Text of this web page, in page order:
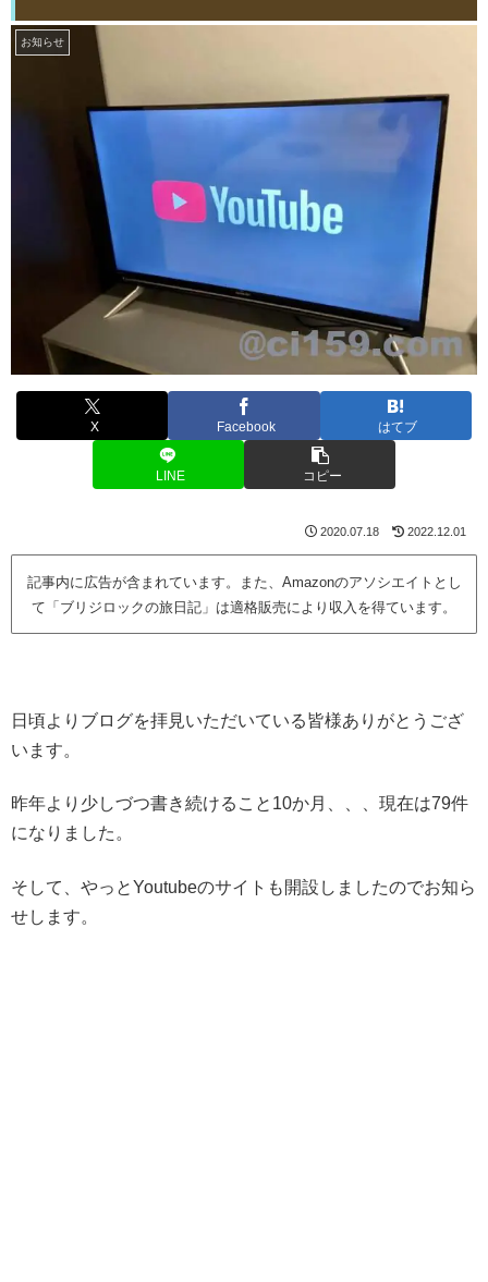
お知らせ
X Facebook はてブ
LINE コピー
2020.07.18 2022.12.01
記事内に広告が含まれています。また、Amazonのアソシエイトとし
て「ブリジロックの旅日記」は適格販売により収入を得ています。
日頃よりブログを拝見いただいている皆様ありがとうござ
います。
昨年より少しづつ書き続けること10か月、、、現在は79件
になりました。
そして、やっとYoutubeのサイトも開設しましたのでお知ら
せします。